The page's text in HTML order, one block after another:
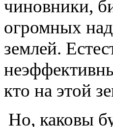
чиновники,
огромных
землей.
кто на этой
Но, каковы